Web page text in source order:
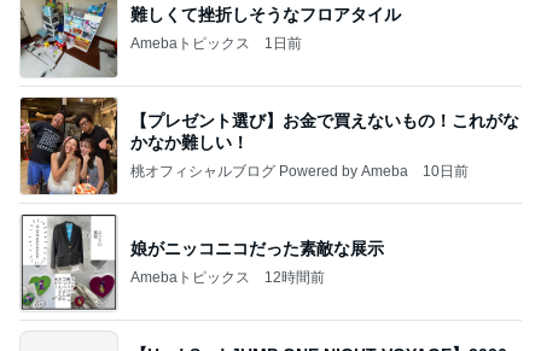
難しくて挫折しそうなフロアタイル
Amebaトピックス 1日前
【プレゼント選び】お金で買えないもの！これがな
かなか難しい！
桃オフィシャルブログ Powered by Ameba 10日前
娘がニッコニコだった素敵な展示
Amebaトピックス 12時間前